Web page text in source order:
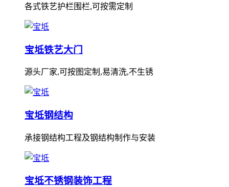
各式铁艺护栏围栏,可按需定制
宝坻铁艺大门
源头厂家,可按图定制,易清洗,不生锈
宝坻钢结构
承接钢结构工程及钢结构制作与安装
宝坻不锈钢装饰工程